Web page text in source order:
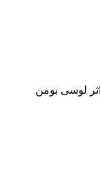
ساحل دریا اثر لوسی بومن